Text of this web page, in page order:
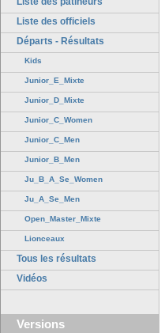
Liste des officiels
Départs - Résultats
Kids
Junior_E_Mixte
Junior_D_Mixte
Junior_C_Women
Junior_C_Men
Junior_B_Men
Ju_B_A_Se_Women
Ju_A_Se_Men
Open_Master_Mixte
Lionceaux
Tous les résultats
Vidéos
Versions